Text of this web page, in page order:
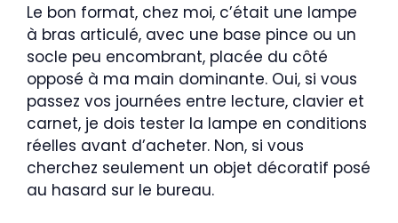
Le bon format, chez moi, c’était une lampe
à bras articulé, avec une base pince ou un
socle peu encombrant, placée du côté
opposé à ma main dominante. Oui, si vous
passez vos journées entre lecture, clavier et
carnet, je dois tester la lampe en conditions
réelles avant d’acheter. Non, si vous
cherchez seulement un objet décoratif posé
au hasard sur le bureau.